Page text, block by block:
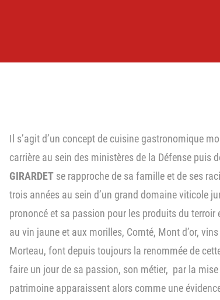
Il s’agit d’un concept de cuisine gastronomique
carrière au sein des ministères de la Défense puis
GIRARDET se rapproche de sa famille et de ses
trois années au sein d’un grand domaine viticole
prononcé et sa passion pour les produits du
au vin jaune et aux morilles, Comté, Mont d’or,
Morteau, font depuis toujours la renommée de
faire un jour de sa passion, son métier, par la
patrimoine apparaissent alors comme une